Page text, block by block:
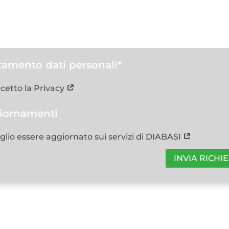
dati personali*
la Privacy
essere aggiornato sui servizi di DIABASI
INVIA